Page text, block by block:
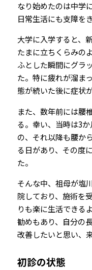
なり始めたのは中学
日常生活にも支障を
大学に入学すると、
たまに立ちくらみの
ふとした瞬間にグラ
た。特に疲れが溜ま
態が続いた後に症状
また、数年前には腰
る。幸い、当時は3
の、それ以降も腰か
る日があり、その度
た。
そんな中、祖母が塩
院しており、施術を
りも楽に生活できる
勧めもあり、自分の
改善したいと思い、
初診の状態